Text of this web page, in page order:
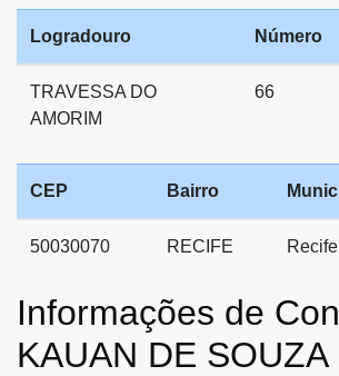
Logradouro Número
TRAVESSA DO
AMORIM
66
CEP Bairro
50030070 RECIFE Recife
Informações de
KAUAN DE SOUZA